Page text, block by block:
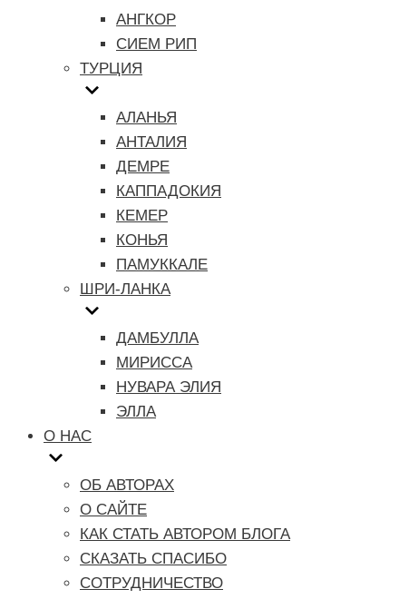
АНГКОР
СИЕМ РИП
ТУРЦИЯ
АЛАНЬЯ
АНТАЛИЯ
ДЕМРЕ
КАППАДОКИЯ
КЕМЕР
КОНЬЯ
ПАМУККАЛЕ
ШРИ-ЛАНКА
ДАМБУЛЛА
МИРИССА
НУВАРА ЭЛИЯ
ЭЛЛА
О НАС
ОБ АВТОРАХ
О САЙТЕ
КАК СТАТЬ АВТОРОМ БЛОГА
СКАЗАТЬ СПАСИБО
СОТРУДНИЧЕСТВО